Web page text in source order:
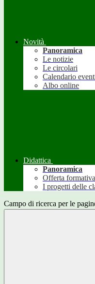
Novità
Panoramica
Le notizie
Le circolari
Calendario
Albo online
Didattica
Panoramica
Offerta formativa
I progetti delle
Campo di ricerca per le